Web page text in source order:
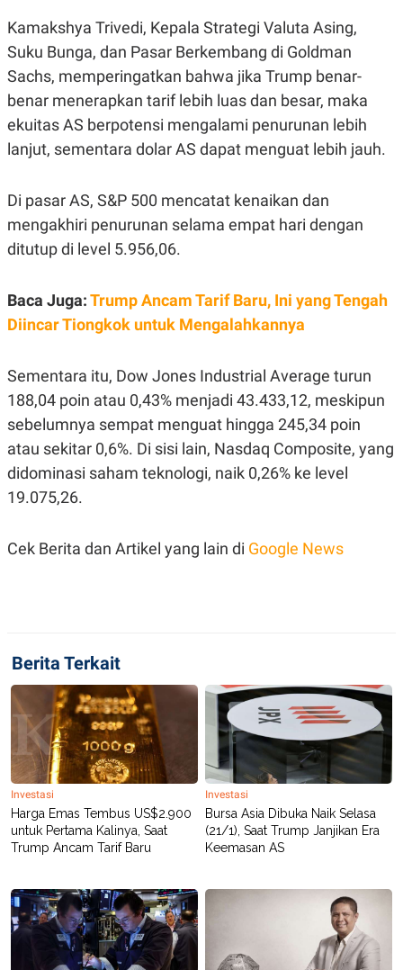
D
E
M
Y
A
S
E
.
D
L
N
A
N
A
N
C
A
K
K
N
J
A
E
M
I
N
P
E
R
E
R
T
I
I
N
G
K
E
SITEMAPPROFILETERM
OF
USE
PEDOMAN
PEMBERITAAN
SIBER
POLICY
Kamakshya Trivedi, Kepala Strategi Valuta Asing,
Suku Bunga, dan Pasar Berkembang di Goldman
Sachs, memperingatkan bahwa jika Trump benar-
benar menerapkan tarif lebih luas dan besar, maka
ekuitas AS berpotensi mengalami penurunan lebih
lanjut, sementara dolar AS dapat menguat lebih jauh.
Di pasar AS, S&P 500 mencatat kenaikan dan
mengakhiri penurunan selama empat hari dengan
ditutup di level 5.956,06.
Baca Juga:Trump Ancam Tarif Baru, Ini yang Tengah
Diincar Tiongkok untuk Mengalahkannya
Sementara itu, Dow Jones Industrial Average turun
188,04 poin atau 0,43% menjadi 43.433,12, meskipun
sebelumnya sempat menguat hingga 245,34 poin
atau sekitar 0,6%. Di sisi lain, Nasdaq Composite, yang
didominasi saham teknologi, naik 0,26% ke level
19.075,26.
Cek Berita dan Artikel yang lain di Google News
Berita Terkait
Investasi
Harga Emas Tembus US$2.900
untuk Pertama Kalinya, Saat
Trump Ancam Tarif Baru
Investasi
Bursa Asia Dibuka Naik Selasa
(21/1), Saat Trump Janjikan Era
Keemasan AS